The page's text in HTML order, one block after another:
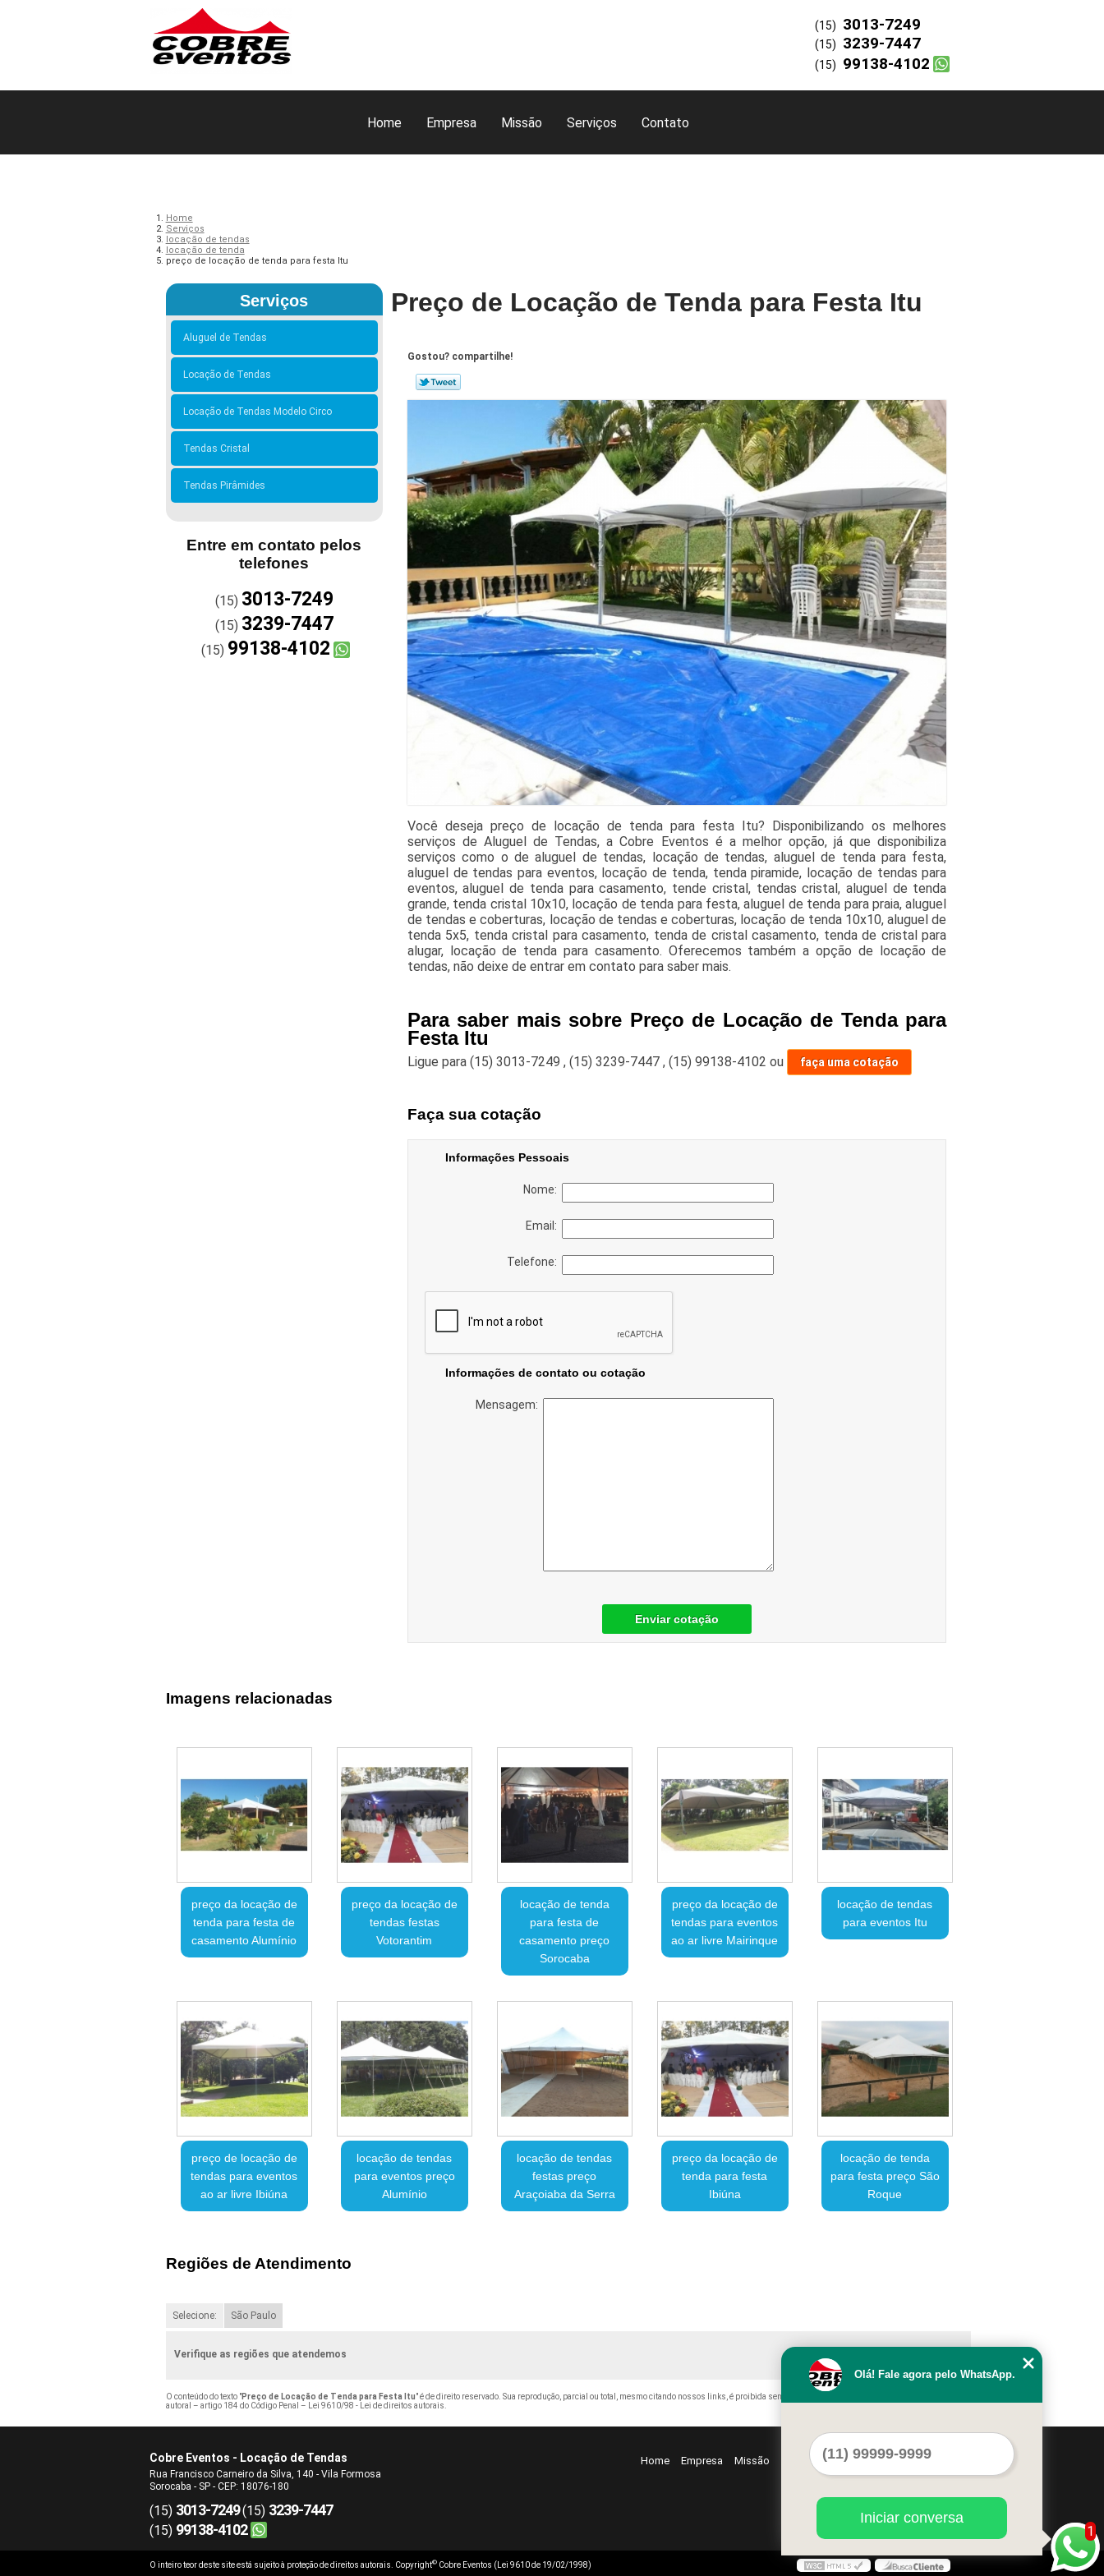
Home Empresa Missão Serviços Contato
(15) 3013-7249
(15) 3239-7447
(15) 99138-4102
Home
Serviços
locação de tendas
locação de tenda
preço de locação de tenda para festa Itu
Serviços
Aluguel de Tendas
Locação de Tendas
Locação de Tendas Modelo Circo
Tendas Cristal
Tendas Pirâmides
Entre em contato pelos
telefones
(15) 3013-7249
(15) 3239-7447
(15) 99138-4102
Preço de Locação de Tenda para Festa Itu
Gostou? compartilhe!
Você deseja preço de locação de tenda para festa Itu? Disponibilizando os melhores
serviços de Aluguel de Tendas, a Cobre Eventos é a melhor opção, já que disponibiliza
serviços como o de aluguel de tendas, locação de tendas, aluguel de tenda para festa,
aluguel de tendas para eventos, locação de tenda, tenda piramide, locação de tendas para
eventos, aluguel de tenda para casamento, tende cristal, tendas cristal, aluguel de tenda
grande, tenda cristal 10x10, locação de tenda para festa, aluguel de tenda para praia, aluguel
de tendas e coberturas, locação de tendas e coberturas, locação de tenda 10x10, aluguel de
tenda 5x5, tenda cristal para casamento, tenda de cristal casamento, tenda de cristal para
alugar, locação de tenda para casamento. Oferecemos também a opção de locação de
tendas, não deixe de entrar em contato para saber mais.
Para saber mais sobre Preço de Locação de Tenda para
Festa Itu
Ligue para (15) 3013-7249 , (15) 3239-7447 , (15) 99138-4102 ou faça uma cotação
Faça sua cotação
Informações Pessoais
Nome:
Email:
Telefone:
Informações de contato ou cotação
Mensagem:
Enviar cotação
Imagens relacionadas
preço da locação de
tenda para festa de
casamento Alumínio
preço da locação de
tendas festas
Votorantim
locação de tenda
para festa de
casamento preço
Sorocaba
preço da locação de
tendas para eventos
ao ar livre Mairinque
locação de tendas
para eventos Itu
preço de locação de
tendas para eventos
ao ar livre Ibiúna
locação de tendas
para eventos preço
Alumínio
locação de tendas
festas preço
Araçoiaba da Serra
preço da locação de
tenda para festa
Ibiúna
locação de tenda
para festa preço São
Roque
Regiões de Atendimento
Selecione: São Paulo
Verifique as regiões que atendemos
O conteúdo do texto "Preço de Locação de Tenda para Festa Itu" é de direito reservado. Sua reprodução, parcial ou total, mesmo citando nossos links, é proibida sem a autorização do autor. Crime de violação de direito
autoral – artigo 184 do Código Penal – Lei 9610/98 - Lei de direitos autorais.
Cobre Eventos - Locação de Tendas
Rua Francisco Carneiro da Silva, 140 - Vila Formosa
Sorocaba - SP - CEP: 18076-180
(15) 3013-7249(15) 3239-7447
(15) 99138-4102
Home Empresa Missão Serviços Contato Mapa do site
O inteiro teor deste site está sujeito à proteção de direitos autorais. Copyright© Cobre Eventos (Lei 9610 de 19/02/1998)
1
Olá! Fale agora pelo WhatsApp.
Iniciar conversa